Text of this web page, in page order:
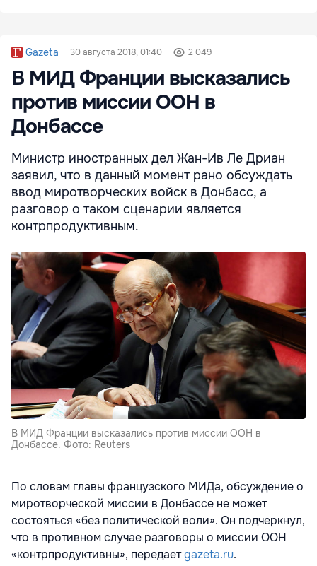
Gazeta 30 августа 2018, 01:40 2 049
В МИД Франции высказались
против миссии ООН в
Донбассе
Министр иностранных дел Жан-Ив Ле Дриан
заявил, что в данный момент рано обсуждать
ввод миротворческих войск в Донбасс, а
разговор о таком сценарии является
контрпродуктивным.
В МИД Франции высказались против миссии ООН в
Донбассе. Фото: Reuters
По словам главы французского МИДа, обсуждение о
миротворческой миссии в Донбассе не может
состояться «без политической воли». Он подчеркнул,
что в противном случае разговоры о миссии ООН
«контрпродуктивны», передаетgazeta.ru.